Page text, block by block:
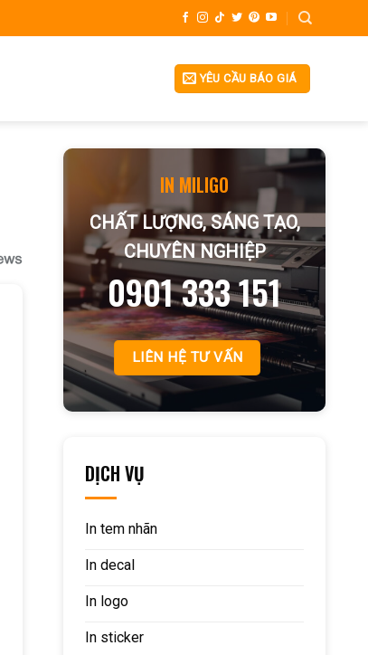
YÊU CẦU BÁO GIÁ
IN MILIGO
CHẤT LƯỢNG, SÁNG TẠO,
CHUYÊN NGHIỆP
0901 333 151
LIÊN HỆ TƯ VẤN
DỊCH VỤ
In tem nhãn
In decal
In logo
In sticker